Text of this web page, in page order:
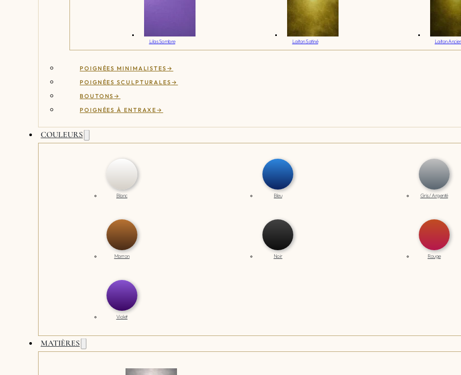
Lilas Sombre Laiton Satiné Laiton
POIGNÉES MINIMALISTES
POIGNÉES SCULPTURALES
BOUTONS
POIGNÉES À ENTRAXE
COULEURS
Blanc Bleu Gris / Argenté
Marron Noir Rouge
Violet
MATIÈRES